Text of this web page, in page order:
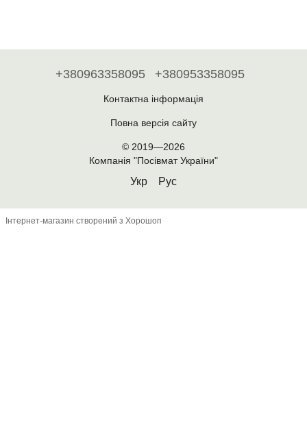
+380963358095 +380953358095
Контактна інформація
Повна версія сайту
© 2019—2026
Компанія "Посівмат України"
Укр Рус
Інтернет-магазин створений з Хорошоп